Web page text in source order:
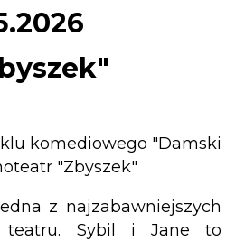
komediowego "Damski
"Zbyszek"
z najzabawniejszych
teatru. Sybil i Jane to